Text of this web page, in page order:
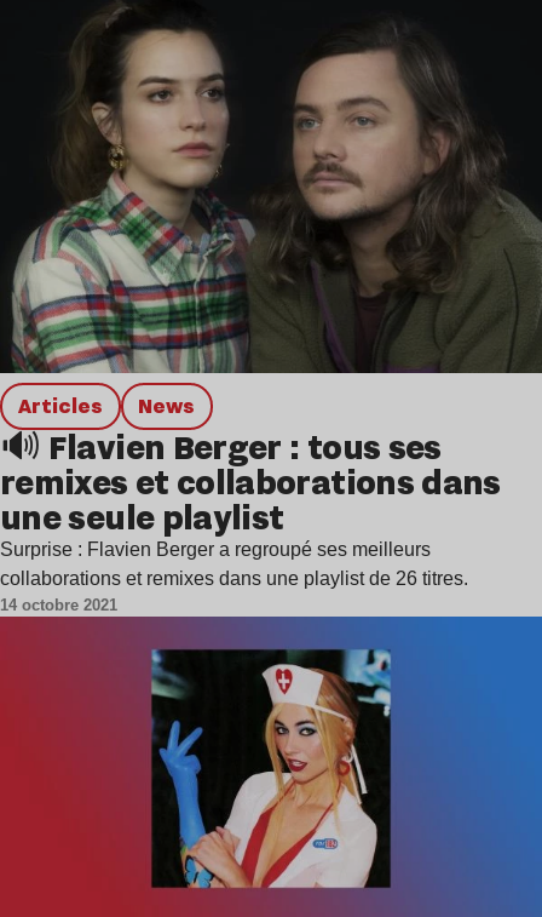
Articles news
🔊 Flavien Berger : tous ses
remixes et collaborations dans
une seule playlist
Surprise : Flavien Berger a regroupé ses meilleurs
collaborations et remixes dans une playlist de 26 titres.
14 octobre 2021